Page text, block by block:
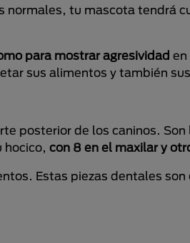
normales, tu mascota tendrá
para mostrar agresividad en
sus alimentos y también
posterior de los caninos.
hocico, con 8 en el maxilar y
Estas piezas dentales son